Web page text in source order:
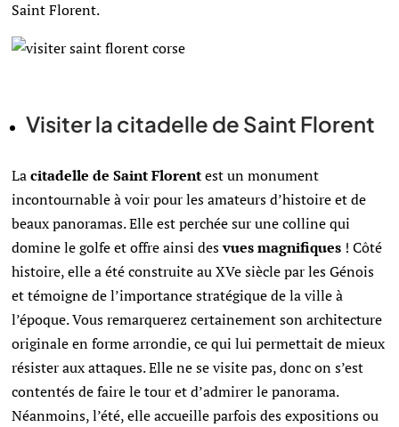
Saint Florent.
Visiter la citadelle de Saint Florent
Lacitadelle de Saint Florentest un monument
incontournable à voir pour les amateurs d’histoire et de
beaux panoramas. Elle est perchée sur une colline qui
domine le golfe et offre ainsi desvues magnifiques ! Côté
histoire, elle a été construite au XVe siècle par les Génois
et témoigne de l’importance stratégique de la ville à
l’époque. Vous remarquerez certainement son architecture
originale en forme arrondie, ce qui lui permettait de mieux
résister aux attaques. Elle ne se visite pas, donc on s’est
contentés de faire le tour et d’admirer le panorama.
Néanmoins, l’été, elle accueille parfois des expositions ou